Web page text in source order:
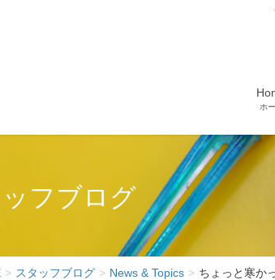
ホ
フブログ
スタッフブログ News & Topics ちょっと寒か